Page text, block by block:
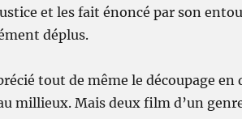
et les fait énoncé par son
déplus.
tout de même le découpage
millieux. Mais deux film d’un